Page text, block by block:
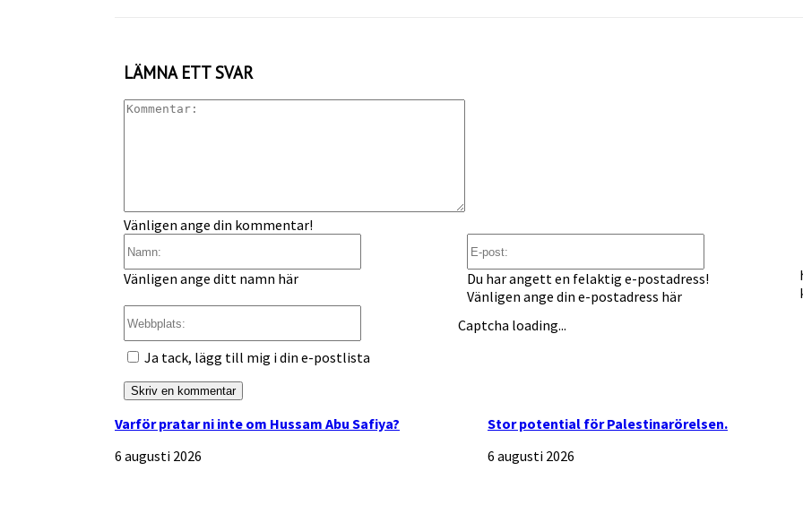
LÄMNA ETT SVAR
Vänligen ange din kommentar!
Vänligen ange ditt namn här
Du har angett en felaktig e-postadress!
Vänligen ange din e-postadress här
Captcha loading...
Ja tack, lägg till mig i din e-postlista
Varför pratar ni inte om Hussam Abu Safiya?
6 augusti 2026
Stor potential för Palestinarörelsen.
6 augusti 2026